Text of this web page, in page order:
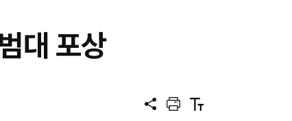
대 포상
공
프
텍